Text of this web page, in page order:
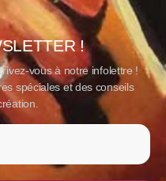
!
vous à notre infolettre !
spéciales et des conseils